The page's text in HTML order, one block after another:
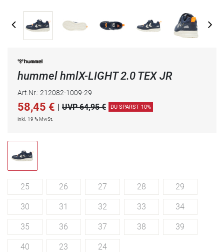
hummel hmlX-LIGHT 2.0 TEX JR
Art.Nr.: 212082-1009-29
58,45 € | UVP 64,95 € DU SPARST 10%
inkl. 19 % MwSt.
25 26 27 28 29
30 31 32 33 34
35 36 37 38 39
40 23 24